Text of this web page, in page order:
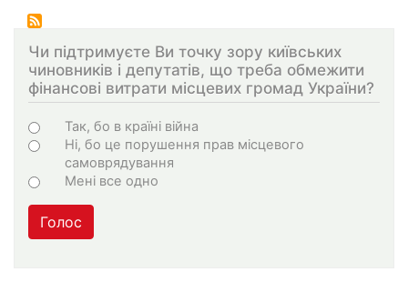
Чи підтримуєте Ви точку зору київських
чиновників і депутатів, що треба обмежити
фінансові витрати місцевих громад України?
Варіанти
Так, бо в країні війна
Ні, бо це порушення прав місцевого
самоврядування
Мені все одно
Голос